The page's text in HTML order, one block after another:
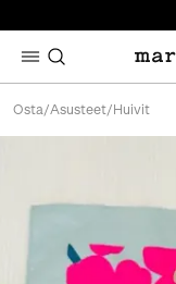
Osta/Asusteet/ Huivit